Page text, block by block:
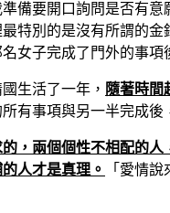
備要開口詢問是否有
特別的是沒有所謂的
女子完成了門外的事項
生活了一年， 隨著時間
有事項與另一半完成後
，兩個個性不相配的
人才是真理。
「愛情